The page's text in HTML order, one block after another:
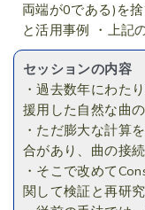
両端が0である)を
と活用事例 ・上記
セッションの内容
・過去数年にわた
援用した自然な曲
・ただ膨大な計算
合があり、曲の接
・そこで改めて
関して検証と再研究